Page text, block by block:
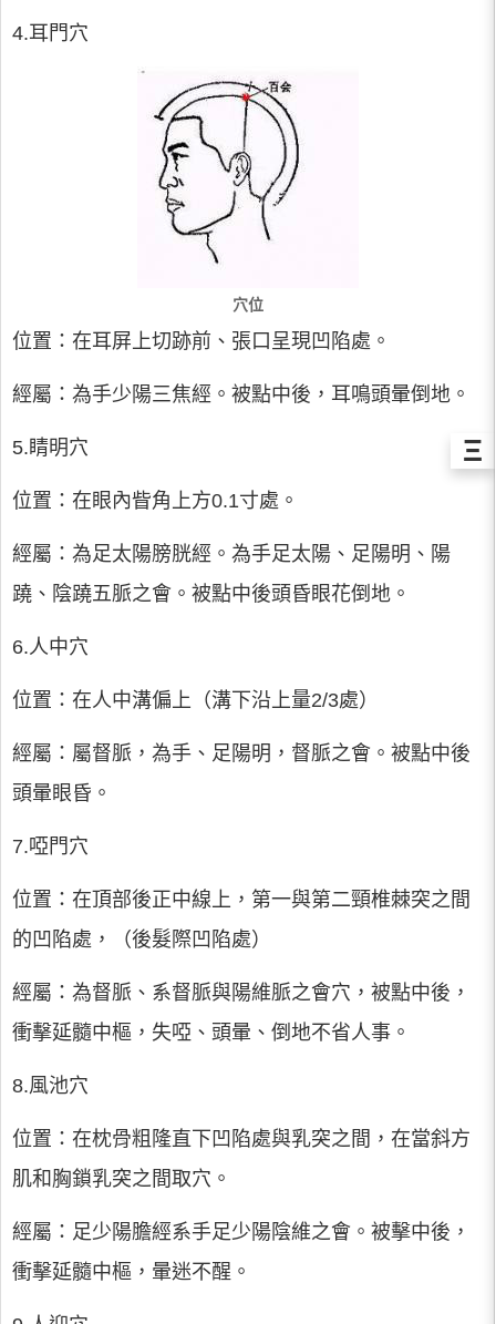
4.耳門穴
穴位
位置：在耳屏上切跡前、張口呈現凹陷處。
經屬：為手少陽三焦經。被點中後，耳鳴頭暈倒地。
5.睛明穴
位置：在眼內眥角上方0.1寸處。
經屬：為足太陽膀胱經。為手足太陽、足陽明、陽
蹺、陰蹺五脈之會。被點中後頭昏眼花倒地。
6.人中穴
位置：在人中溝偏上（溝下沿上量2/3處）
經屬：屬督脈，為手、足陽明，督脈之會。被點中後
頭暈眼昏。
7.啞門穴
位置：在頂部後正中線上，第一與第二頸椎棘突之間
的凹陷處，（後髮際凹陷處）
經屬：為督脈、系督脈與陽維脈之會穴，被點中後，
衝擊延髓中樞，失啞、頭暈、倒地不省人事。
8.風池穴
位置：在枕骨粗隆直下凹陷處與乳突之間，在當斜方
肌和胸鎖乳突之間取穴。
經屬：足少陽膽經系手足少陽陰維之會。被擊中後，
衝擊延髓中樞，暈迷不醒。
Ξ